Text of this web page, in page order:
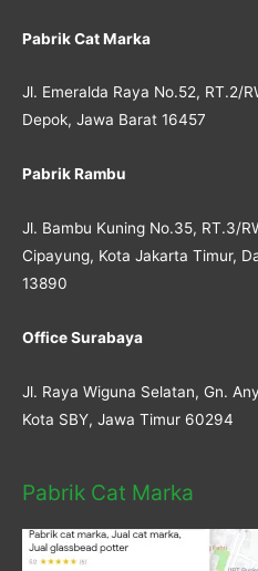
Pabrik Cat Marka
Jl. Emeralda Raya No.52, RT.2/
Depok, Jawa Barat 16457
Pabrik Rambu
Jl. Bambu Kuning No.35, RT.3/
Cipayung, Kota Jakarta Timur,
13890
Office Surabaya
Jl. Raya Wiguna Selatan, Gn.
Kota SBY, Jawa Timur 60294
Pabrik Cat Marka